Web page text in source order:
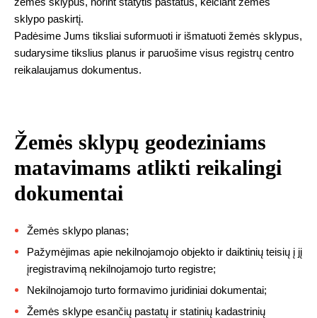
sklypo paskirtį.
Padėsime Jums tiksliai suformuoti ir išmatuoti žemės sklypus,
sudarysime tikslius planus ir paruošime visus registrų centro
reikalaujamus dokumentus.
Žemės sklypų geodeziniams
matavimams atlikti reikalingi
dokumentai
Žemės sklypo planas;
Pažymėjimas apie nekilnojamojo objekto ir daiktinių teisių į jį
įregistravimą nekilnojamojo turto registre;
Nekilnojamojo turto formavimo juridiniai dokumentai;
Žemės sklype esančių pastatų ir statinių kadastrinių